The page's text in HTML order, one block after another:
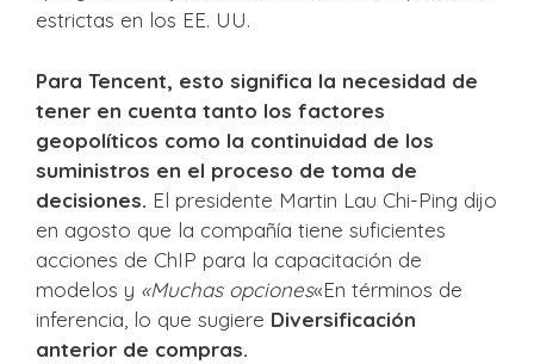
estrictas en los EE. UU.
Para Tencent, esto significa la necesidad de
tener en cuenta tanto los factores
geopolíticos como la continuidad de los
suministros en el proceso de toma de
decisiones. El presidente Martin Lau Chi-Ping dijo
en agosto que la compañía tiene suficientes
acciones de ChIP para la capacitación de
modelos y «Muchas opciones«En términos de
inferencia, lo que sugiere Diversificación
anterior de compras.